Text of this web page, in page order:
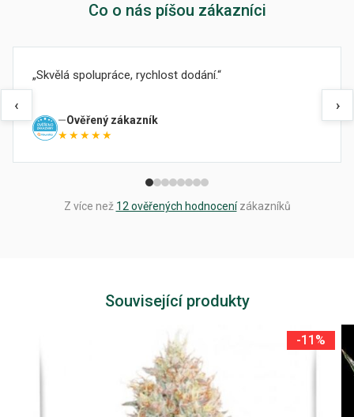
Co o nás píšou zákazníci
‹
Skvělá spolupráce, rychlost dodání.
Ověřený zákazník
★★★★★
›
Z více než 12 ověřených hodnocenízákazníků
Související produkty
-11%